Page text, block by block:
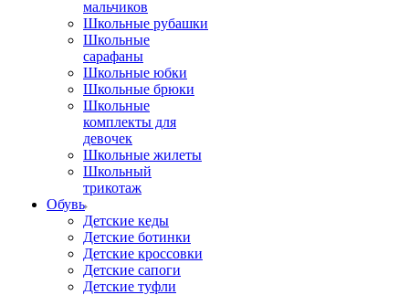
мальчиков
Школьные рубашки
Школьные
сарафаны
Школьные юбки
Школьные брюки
Школьные
комплекты для
девочек
Школьные жилеты
Школьный
трикотаж
Обувь
Детские кеды
Детские ботинки
Детские кроссовки
Детские сапоги
Детские туфли